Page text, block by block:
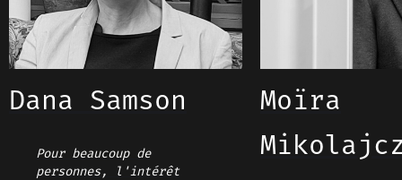
Dana Samson
Pour beaucoup de
personnes, l'intérêt
Moïra